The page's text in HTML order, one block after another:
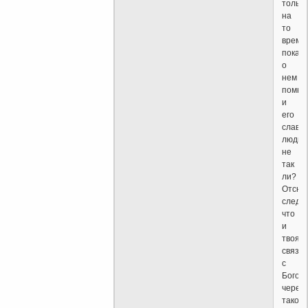
только
на
то
время,
пока
о
нем
и
его
славят
люди,
не
так
ли?
что
и
твоя
связь
с
Богом
через
такого